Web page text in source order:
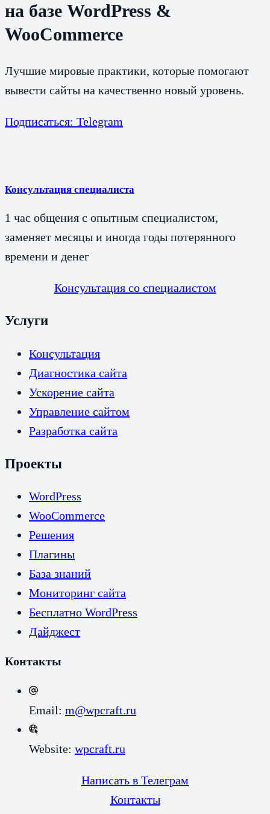
на базе WordPress &
WooCommerce
Лучшие мировые практики, которые помогают
вывести сайты на качественно новый уровень.
Подписаться: Telegram
Консультация специалиста
1 час общения с опытным специалистом,
заменяет месяцы и иногда годы потерянного
времени и денег
Консультация со специалистом
Услуги
Консультация
Диагностика сайта
Ускорение сайта
Управление сайтом
Разработка сайта
Проекты
WordPress
WooCommerce
Решения
Плагины
База знаний
Мониторинг сайта
Бесплатно WordPress
Дайджест
Контакты
Email: m@wpcraft.ru
Website: wpcraft.ru
Написать в Телеграм
Контакты